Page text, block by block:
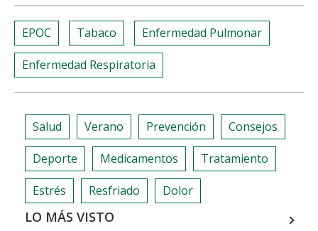
EPOC Tabaco Enfermedad Pulmonar
Enfermedad Respiratoria
Salud Verano Prevención Consejos
Deporte Medicamentos Tratamiento
Estrés Resfriado Dolor
LO MÁS VISTO